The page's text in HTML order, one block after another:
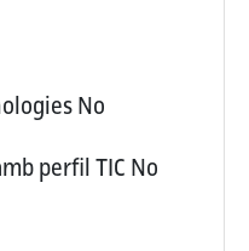
No
perfil TIC No